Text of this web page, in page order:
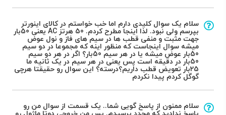
سلام یک سوال کلیدی دارم اما خب خواستم در کالای اینورتر
بپرسم ولی نبود. لذا اینجا مطرح کردم. 50 هرتز AC یعنی 50بار
جهت مثبت و منفی قطب ها در سیم های فاز و نول عوض
میشه سوال اینجاست که منظور اینه که مجموعا در دو سیم
50بار عوض میشه یا در هر سیم 50بار؟ اگر در هر دو سیم
50بار در دقیقه است پس یعنی در هر سیم در یک ثانیه ما
25بار تعویض قطب داریم؟درسته؟ این سوال رو حقیقتا هرچی
گوگل کردم پیدا نکردم
سلام ممنون از پاسخ گویی شما.. یک قسمت از سوال من رو